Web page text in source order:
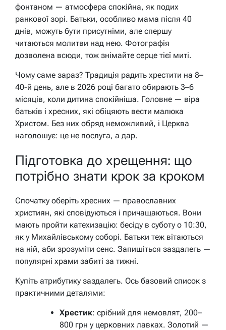
фонтаном — атмосфера спокійна, як подих
ранкової зорі. Батьки, особливо мама після 40
днів, можуть бути присутніми, але спершу
читаються молитви над нею. Фотографія
дозволена всюди, тож знімайте серце тієї миті.
Чому саме зараз? Традиція радить хрестити на 8–
40-й день, але в 2026 році багато обирають 3–6
місяців, коли дитина спокійніша. Головне — віра
батьків і хресних, які обіцяють вести малюка
Христом. Без них обряд неможливий, і Церква
наголошує: це не послуга, а дар.
Підготовка до хрещення: що
потрібно знати крок за кроком
Спочатку оберіть хресних — православних
християн, які сповідуються і причащаються. Вони
мають пройти катехизацію: бесіду в суботу о 10:30,
як у Михайлівському соборі. Батьки теж вітаються
на ній, аби зрозуміти сенс. Запишіться заздалегь —
популярні храми забиті за тижні.
Купіть атрибутику заздалегь. Ось базовий список з
практичними деталями:
Хрестик: срібний для немовлят, 200–
800 грн у церковних лавках. Золотий —